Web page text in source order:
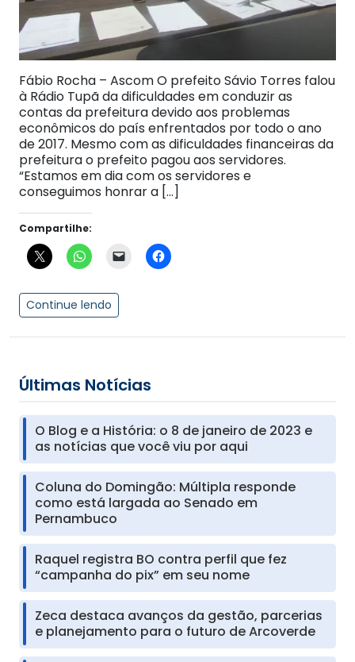
Fábio Rocha – Ascom O prefeito Sávio Torres falou
à Rádio Tupã da dificuldades em conduzir as
contas da prefeitura devido aos problemas
econômicos do país enfrentados por todo o ano
de 2017. Mesmo com as dificuldades financeiras da
prefeitura o prefeito pagou aos servidores.
“Estamos em dia com os servidores e
conseguimos honrar a […]
Compartilhe:
Continue lendo
Últimas Notícias
O Blog e a História: o 8 de janeiro de 2023 e
as notícias que você viu por aqui
Coluna do Domingão: Múltipla responde
como está largada ao Senado em
Pernambuco
Raquel registra BO contra perfil que fez
“campanha do pix” em seu nome
Zeca destaca avanços da gestão, parcerias
e planejamento para o futuro de Arcoverde